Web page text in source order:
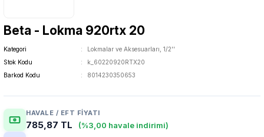
Beta - Lokma 920rtx 20
Kategori
Lokmalar ve Aksesuarları, 1/2''
Stok Kodu
k_60220920RTX20
Barkod Kodu
8014230350653
HAVALE / EFT FIYATI
785,87 TL (%3,00 havale indirimi)